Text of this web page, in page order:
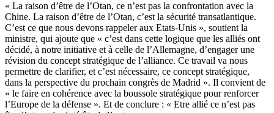
« La raison d’être de l’Otan, ce n’est pas la confrontation avec la
Chine. La raison d’être de l’Otan, c’est la sécurité transatlantique.
C’est ce que nous devons rappeler aux Etats-Unis », soutient la
ministre, qui ajoute que « c’est dans cette logique que les alliés ont
décidé, à notre initiative et à celle de l’Allemagne, d’engager une
révision du concept stratégique de l’alliance. Ce travail va nous
permettre de clarifier, et c’est nécessaire, ce concept stratégique,
dans la perspective du prochain congrès de Madrid ». Il convient de
« le faire en cohérence avec la boussole stratégique pour renforcer
l’Europe de la défense ». Et de conclure : « Etre allié ce n’est pas